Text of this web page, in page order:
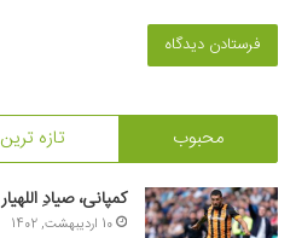
محبوب تازه ترین
کمپانی، صیادِ اللهیار
10 اردیبهشت, 1402